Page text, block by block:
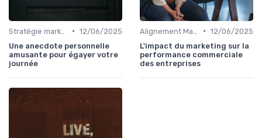
• 12/06/2025
Une anecdote personnelle
amusante pour égayer votre
journée
• 12/06/2025
L'impact du marketing sur la
performance commerciale
des entreprises